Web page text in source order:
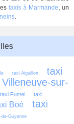
taxis à Marmande, un
.
taxi Aiguillon
taxi
sur-
taxi Fumel
taxi
Boé
taxi
Guyenne